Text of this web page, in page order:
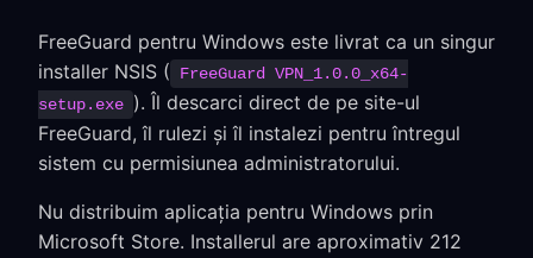
FreeGuard pentru Windows este livrat ca un singur
installer NSIS (
FreeGuard VPN_1.0.0_x64-
setup.exe ). Îl descarci direct de pe site-ul
FreeGuard, îl rulezi și îl instalezi pentru întregul
sistem cu permisiunea administratorului.
Nu distribuim aplicația pentru Windows prin
Microsoft Store. Installerul are aproximativ 212